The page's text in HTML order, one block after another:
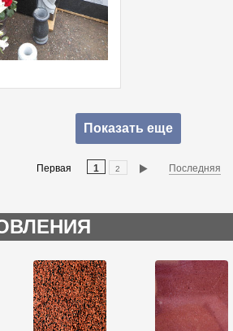
Показать еще
Первая 1 2 Последняя